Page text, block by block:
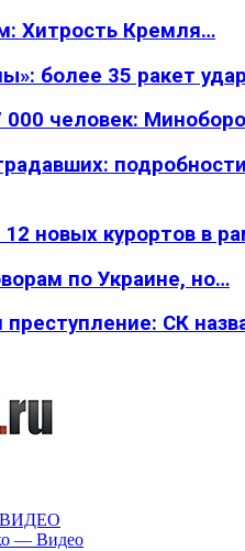
Хитрость Кремля…
более 35 ракет
человек:
новых курортов в
по Украине, но…
СК
ВИДЕО
— Видео